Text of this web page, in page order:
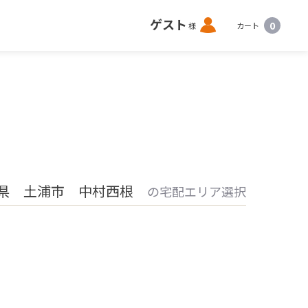
ゲスト 様 ロ
グ
カート 0
土浦市 中村西根 の宅配エリア選択